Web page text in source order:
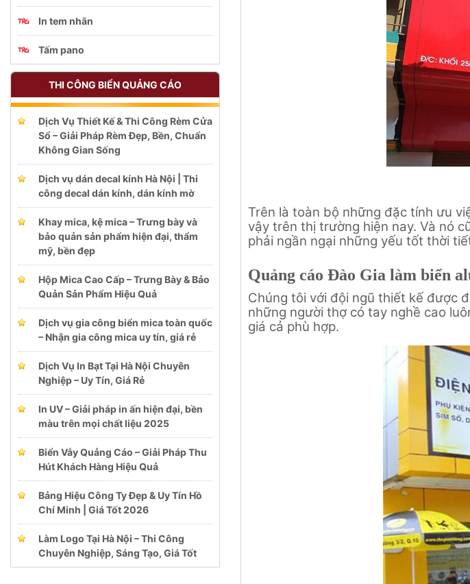
In tem nhãn
Tấm pano
THI CÔNG BIỂN QUẢNG CÁO
Dịch Vụ Thiết Kế & Thi Công Rèm Cửa
Sổ – Giải Pháp Rèm Đẹp, Bền, Chuẩn
Không Gian Sống
Dịch vụ dán decal kính Hà Nội | Thi
công decal dán kính, dán kính mờ
Khay mica, kệ mica – Trưng bày và
bảo quản sản phẩm hiện đại, thẩm
mỹ, bền đẹp
Hộp Mica Cao Cấp – Trưng Bày & Bảo
Quản Sản Phẩm Hiệu Quả
Dịch vụ gia công biển mica toàn quốc
– Nhận gia công mica uy tín, giá rẻ
Dịch Vụ In Bạt Tại Hà Nội Chuyên
Nghiệp – Uy Tín, Giá Rẻ
In UV – Giải pháp in ấn hiện đại, bền
màu trên mọi chất liệu 2025
Biển Vẫy Quảng Cáo – Giải Pháp Thu
Hút Khách Hàng Hiệu Quả
Bảng Hiệu Công Ty Đẹp & Uy Tín Hồ
Chí Minh | Giá Tốt 2026
Làm Logo Tại Hà Nội – Thi Công
Chuyên Nghiệp, Sáng Tạo, Giá Tốt
Trên là toàn bộ những đặc tính ưu
vậy trên thị trường hiện nay. Và nó
phải ngần ngại những yếu tốt thời
Quảng cáo Đào Gia làm biển
Chúng tôi với đội ngũ thiết kế được
những người thợ có tay nghề cao
giá cả phù hợp.